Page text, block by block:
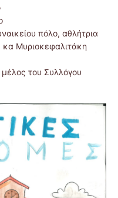
πόλο, αθλήτρια
κα Μυριοκεφαλιτάκη
του Συλλόγου